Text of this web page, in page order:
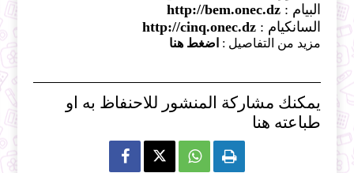
البيام :http://bem.onec.dz
السانكيام :http://cinq.onec.dz
مزيد من التفاصيل : اضغط هنا
يمكنك مشاركة المنشور للاحنفاظ به او
طباعته هنا
  